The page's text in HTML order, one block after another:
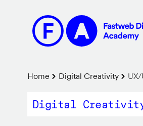
contenuto
principale
Briciole
di
Home Digital Creativity
Digital